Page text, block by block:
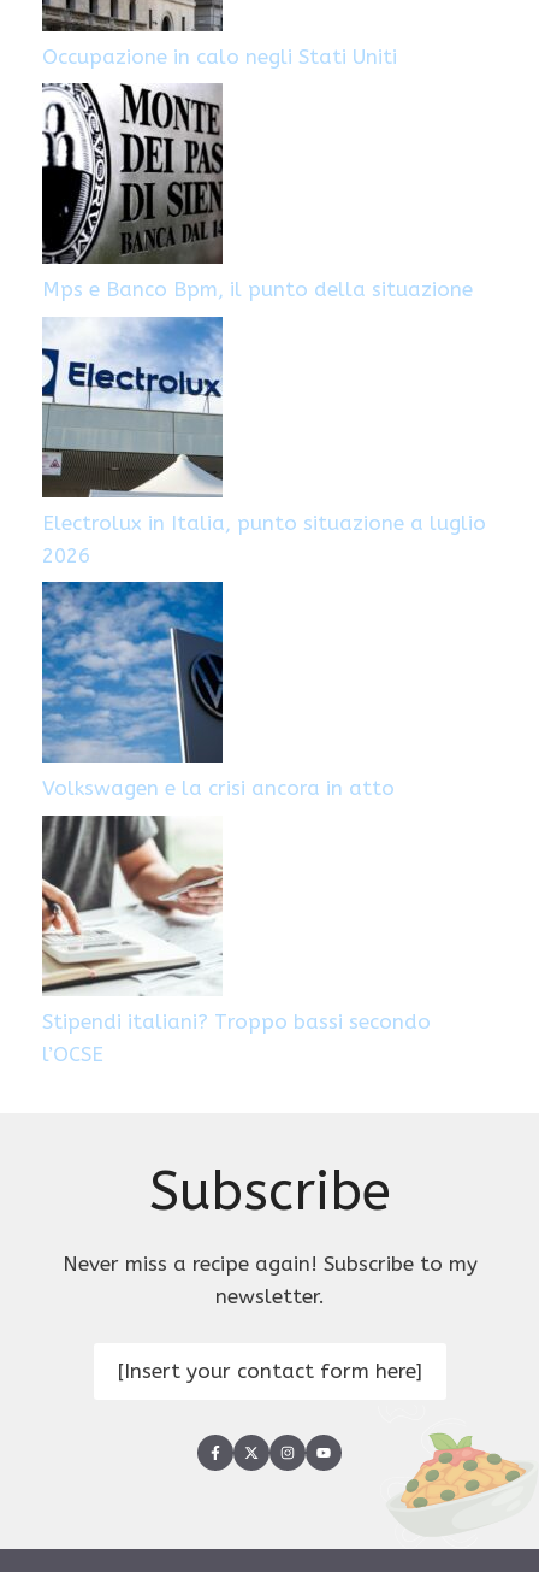
Occupazione in calo negli Stati Uniti
Mps e Banco Bpm, il punto della situazione
Electrolux in Italia, punto situazione a luglio
2026
Volkswagen e la crisi ancora in atto
Stipendi italiani? Troppo bassi secondo
l’OCSE
Subscribe
Never miss a recipe again! Subscribe to my
newsletter.
[Insert your contact form here]